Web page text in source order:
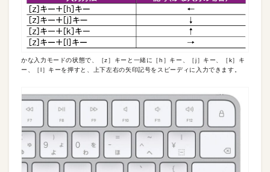
かな入力モードの状態で、［z］キーと一緒に［h］キー、［j］キー、［k］キ
ー、［l］キーを押すと、上下左右の矢印記号をスピーディに入力できます。